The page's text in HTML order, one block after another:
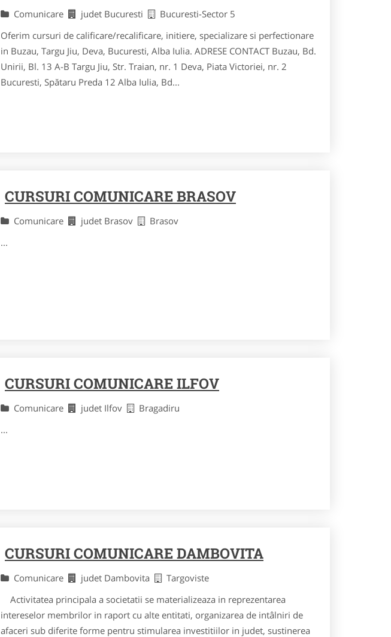
Comunicare judet Bucuresti
Bucuresti-Sector 5
Oferim cursuri de calificare/recalificare, initiere, specializare si perfectionare
in Buzau, Targu Jiu, Deva, Bucuresti, Alba Iulia. ADRESE CONTACT Buzau, Bd.
Unirii, Bl. 13 A-B Targu Jiu, Str. Traian, nr. 1 Deva, Piata Victoriei, nr. 2
Bucuresti, Spătaru Preda 12 Alba Iulia, Bd...
CURSURI COMUNICARE BRASOV
Comunicare judet Brasov
Brasov
...
CURSURI COMUNICARE ILFOV
Comunicare judet Ilfov
Bragadiru
...
CURSURI COMUNICARE DAMBOVITA
Comunicare judet Dambovita
Targoviste
Activitatea principala a societatii se materializeaza in reprezentarea
intereselor membrilor in raport cu alte entitati, organizarea de intâlniri de
afaceri sub diferite forme pentru stimularea investitiilor in judet, sustinerea